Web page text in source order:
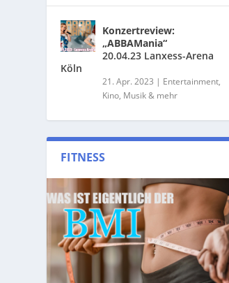
Konzertreview:
„ABBAMania“
20.04.23 Lanxess-Arena
Köln
21. Apr. 2023 | Entertainment,
Kino, Musik & mehr
FITNESS